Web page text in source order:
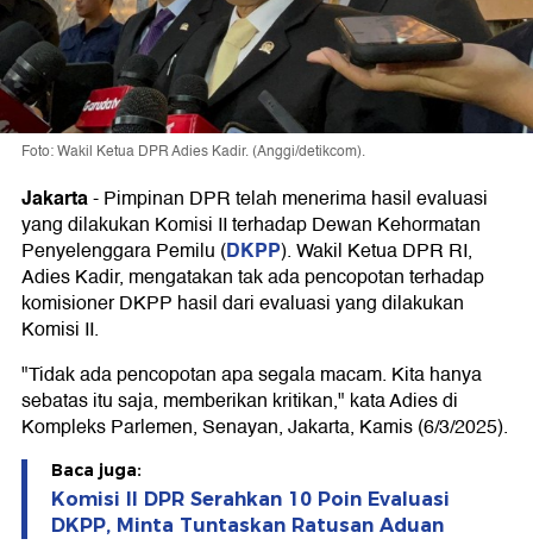
Foto: Wakil Ketua DPR Adies Kadir. (Anggi/detikcom).
Jakarta-Pimpinan DPR telah menerima hasil evaluasi
yang dilakukan Komisi II terhadap Dewan Kehormatan
Penyelenggara Pemilu (DKPP). Wakil Ketua DPR RI,
Adies Kadir, mengatakan tak ada pencopotan terhadap
komisioner DKPP hasil dari evaluasi yang dilakukan
Komisi II.
"Tidak ada pencopotan apa segala macam. Kita hanya
sebatas itu saja, memberikan kritikan," kata Adies di
Kompleks Parlemen, Senayan, Jakarta, Kamis (6/3/2025).
Baca juga:
Komisi II DPR Serahkan 10 Poin Evaluasi
DKPP, Minta Tuntaskan Ratusan Aduan